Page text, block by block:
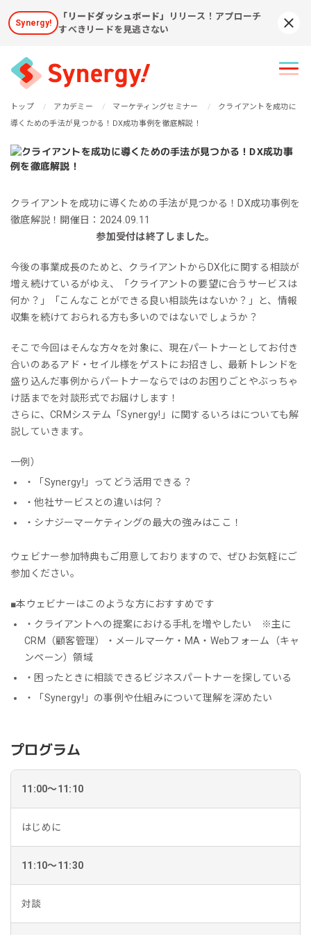
Synergy!
「リードダッシュボード」
リリース！アプローチ
すべきリードを見逃さない
トップ アカデミー マーケティングセミナー
クライアントを成功に
導くための手法が見つかる！DX成功事例を徹底解説！
クライアントを成功に導くための手法が見つかる！DX成功事例を
徹底解説！ 開催日：2024.09.11
参加受付は終了しました。
今後の事業成長のためと、クライアントからDX化に関する相談が
増え続けているがゆえ、「クライアントの要望に合うサービスは
何か？」「こんなことができる良い相談先はないか？」と、情報
収集を続けておられる方も多いのではないでしょうか？
そこで今回はそんな方々を対象に、現在パートナーとしてお付き
合いのあるアド・セイル様をゲストにお招きし、最新トレンドを
盛り込んだ事例からパートナーならではのお困りごとやぶっちゃ
け話までを対談形式でお届けします！
さらに、CRMシステム「Synergy!」に関するいろはについても解
説していきます。
一例）
・「Synergy!」ってどう活用できる？
・他社サービスとの違いは何？
・シナジーマーケティングの最大の強みはここ！
ウェビナー参加特典もご用意しておりますので、ぜひお気軽にご
参加ください。
■本ウェビナーはこのような方におすすめです
・クライアントへの提案における手札を増やしたい ※主に
CRM（顧客管理）・メールマーケ・MA・Webフォーム（キャ
ンペーン）領域
・困ったときに相談できるビジネスパートナーを探している
・「Synergy!」の事例や仕組みについて理解を深めたい
プログラム
11:00～11:10
はじめに
11:10～11:30
対談